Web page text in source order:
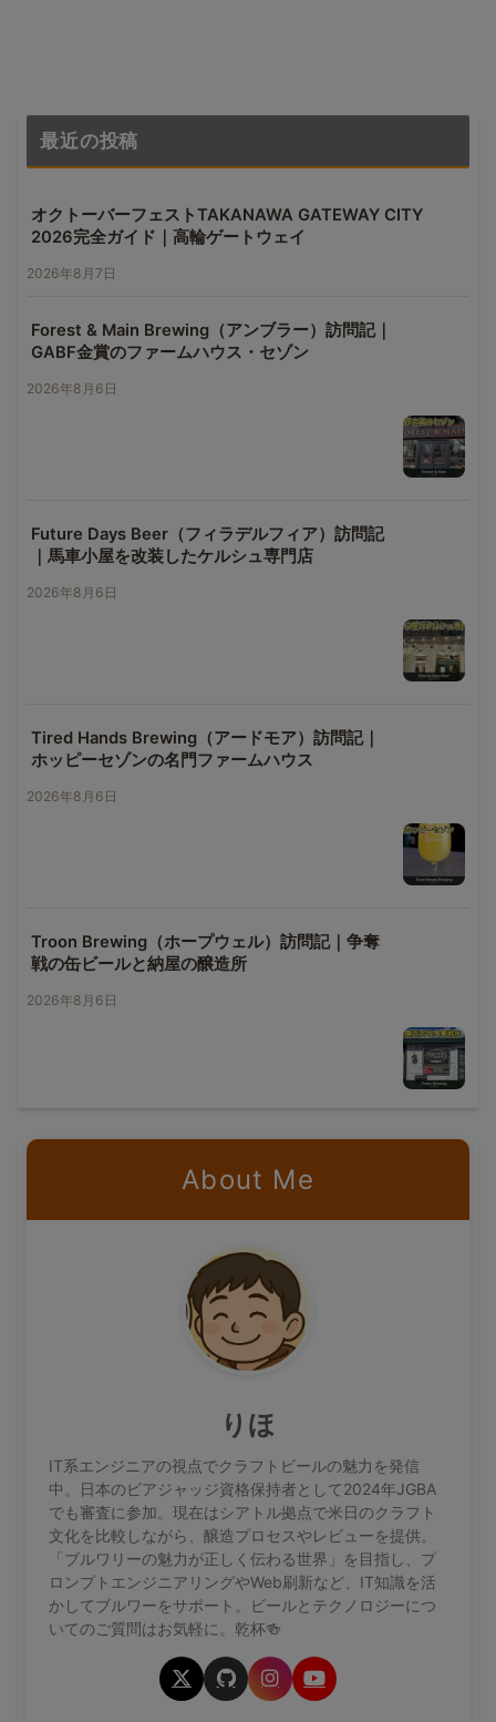
最近の投稿
オクトーバーフェストTAKANAWA GATEWAY CITY
2026完全ガイド｜高輪ゲートウェイ
2026年8月7日
Forest & Main Brewing（アンブラー）訪問記｜
GABF金賞のファームハウス・セゾン
2026年8月6日
Future Days Beer（フィラデルフィア）訪問記
｜馬車小屋を改装したケルシュ専門店
2026年8月6日
Tired Hands Brewing（アードモア）訪問記｜
ホッピーセゾンの名門ファームハウス
2026年8月6日
Troon Brewing（ホープウェル）訪問記｜争奪
戦の缶ビールと納屋の醸造所
2026年8月6日
About Me
りほ
IT系エンジニアの視点でクラフトビールの魅力を発信
中。日本のビアジャッジ資格保持者として2024年JGBA
でも審査に参加。現在はシアトル拠点で米日のクラフト
文化を比較しながら、醸造プロセスやレビューを提供。
「ブルワリーの魅力が正しく伝わる世界」を目指し、プ
ロンプトエンジニアリングやWeb刷新など、IT知識を活
かしてブルワーをサポート。ビールとテクノロジーにつ
いてのご質問はお気軽に。乾杯🍻